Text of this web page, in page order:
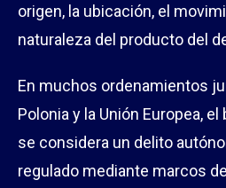
origen, la ubicación, el
naturaleza del producto del
En muchos ordenamientos
Polonia y la Unión Europea,
se considera un delito
regulado mediante marcos